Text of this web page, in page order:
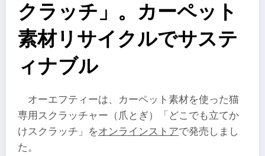
クラッチ」。カーペット
素材リサイクルでサステ
ィナブル
オーエフティーは、カーペット素材を使った猫
専用スクラッチャー（爪とぎ）「どこでも立てか
けスクラッチ」をオンラインストアで発売しまし
た。